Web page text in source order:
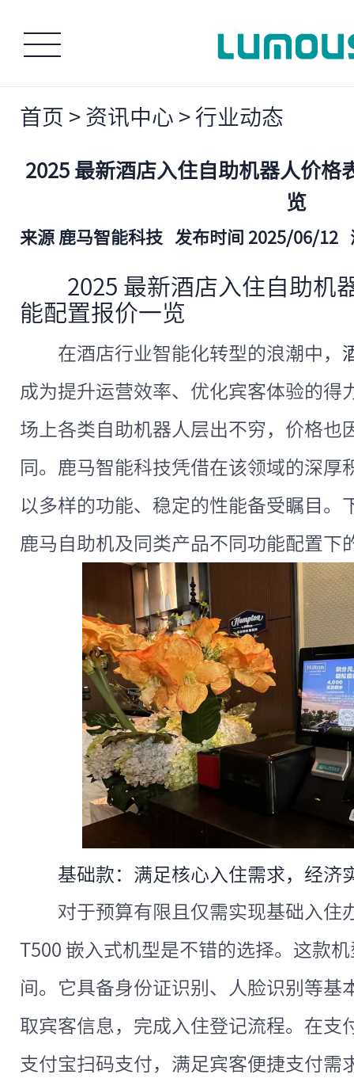
首页 > 资讯中心 > 行业动态
2025 最新酒店入住自助机器人价格
览
来源 鹿马智能科技 发布时间 2025/06/12
2025 最新酒店入住自助机
能配置报价一览
在酒店行业智能化转型的浪潮中，
成为提升运营效率、优化宾客体验的得
场上各类自助机器人层出不穷，价格也
同。鹿马智能科技凭借在该领域的深厚
以多样的功能、稳定的性能备受瞩目。
鹿马自助机及同类产品不同功能配置下
基础款：满足核心入住需求，经济
对于预算有限且仅需实现基础入住
T500 嵌入式机型是不错的选择。这款
间。它具备身份证识别、人脸识别等基
取宾客信息，完成入住登记流程。在支
支付宝扫码支付，满足宾客便捷支付需